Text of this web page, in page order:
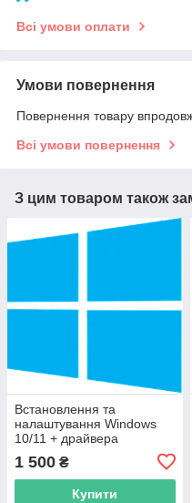
Всі умови оплати
Умови повернення
Повернення товару
Всі умови повернення
З цим товаром також
Встановлення та
налаштування Windows
10/11 + драйвера
1 500 ₴
Купити